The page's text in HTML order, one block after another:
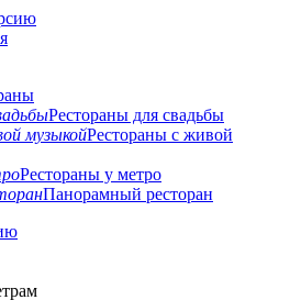
Рестораны для свадьбы
Рестораны с живой
Рестораны у метро
Панорамный ресторан